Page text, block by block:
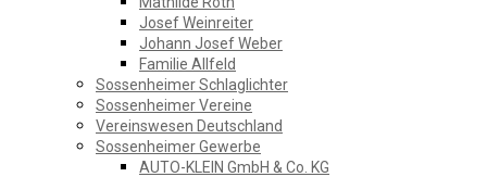
SOSSENHEIM
Josef Weinreiter
Johann Josef Weber
Familie Allfeld
Sossenheimer Schlaglichter
Sossenheimer Vereine
Vereinswesen Deutschland
Sossenheimer Gewerbe
AUTO-KLEIN GmbH & Co. KG